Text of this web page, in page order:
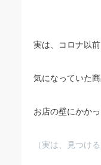
実は、コロナ以
気になっていた
お店の壁にかか
（実は、見つけ